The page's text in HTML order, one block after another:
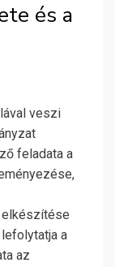
és a
veszi
feladata a
elkészítése
a
az